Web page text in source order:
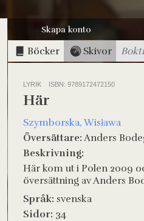
Skapa konto
Böcker Skivor
LYRIK ISBN: 9789172472150
Här
Szymborska, Wisława
Översättare: Anders
Beskrivning:
Här kom ut i Polen 2009
översättning av Anders
Språk: svenska
Sidor: 34